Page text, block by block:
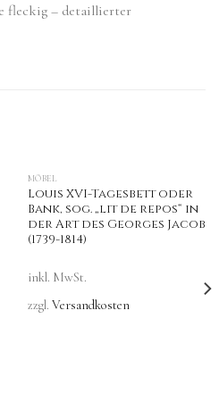
fleckig – detaillierter
MÖBEL
Louis XVI-Tagesbett oder
Bank, sog. „lit de repos“ in
der Art des Georges Jacob
(1739-1814)
inkl. MwSt.
zzgl. Versandkosten